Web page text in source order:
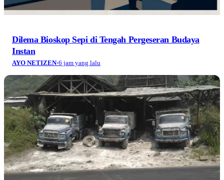
Dilema Bioskop Sepi di Tengah Pergeseran Budaya
Instan
AYO NETIZEN·6 jam yang lalu